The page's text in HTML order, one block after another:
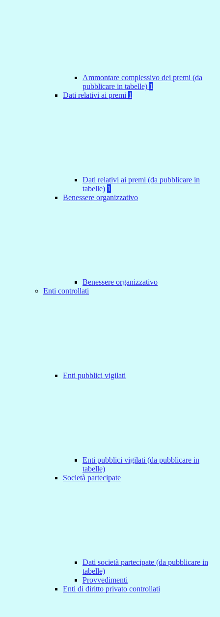
Ammontare complessivo dei premi (da
pubblicare in tabelle) 1
Dati relativi ai premi 1
Dati relativi ai premi (da pubblicare in
tabelle) 1
Benessere organizzativo
Benessere organizzativo
Enti controllati
Enti pubblici vigilati
Enti pubblici vigilati (da pubblicare in
tabelle)
Società partecipate
Dati società partecipate (da pubblicare in
tabelle)
Provvedimenti
Enti di diritto privato controllati